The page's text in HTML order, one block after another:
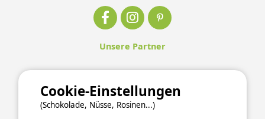
Unsere Partner
Cookie-Einstellungen
(Schokolade, Nüsse, Rosinen...)